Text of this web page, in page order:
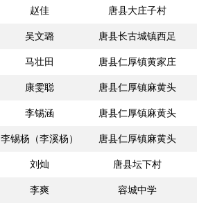
赵佳 唐县大庄子村
吴文璐 唐县长古城镇西足
里村
马壮田 唐县仁厚镇黄家庄
村
康雯聪 唐县仁厚镇麻黄头
村
李锡涵 唐县仁厚镇麻黄头
村
李锡杨（李溪杨） 唐县仁厚镇麻黄头
村
刘灿 唐县坛下村
李爽 容城中学